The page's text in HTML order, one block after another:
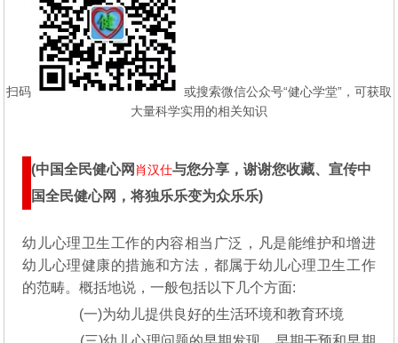
婴
儿
心
理
保
健
点
扫码
或搜索微信公众号“健心学堂”，可获取
大量科学实用的相关知识
(中国全民健心网 肖汉仕与您分享，谢谢您收藏、宣传中
国全民健心网，将独乐乐变为众乐乐)
幼儿心理卫生工作的内容相当广泛，凡是能维护和增进
幼儿心理健康的措施和方法，都属于幼儿心理卫生工作
的范畴。概括地说，一般包括以下几个方面:
(一)为幼儿提供良好的生活环境和教育环境